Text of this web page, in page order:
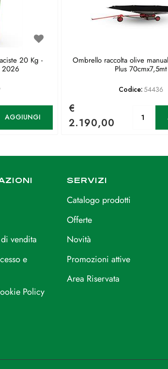
20 Kg -
2026
AGGIUNGI
Ombrello raccolta olive
Plus 70cmx7,5mt
Codice:54436
€
2.190,00
vendita
e
Policy
SERVIZI
Catalogo prodotti
Offerte
Novità
Promozioni attive
Area Riservata